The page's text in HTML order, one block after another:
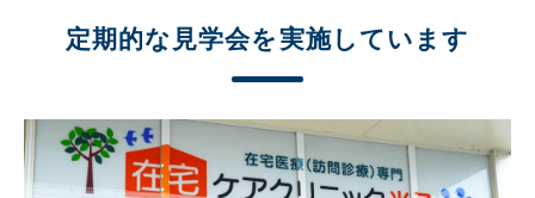
定期的な見学会を実施しています